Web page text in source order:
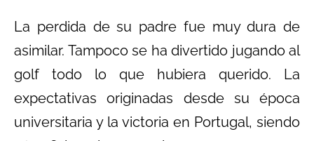
La perdida de su padre fue muy dura de
asimilar. Tampoco se ha divertido jugando al
golf todo lo que hubiera querido. La
expectativas originadas desde su época
universitaria y la victoria en Portugal, siendo